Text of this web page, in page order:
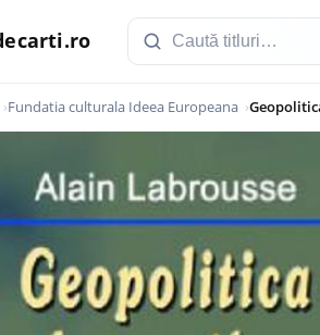
Fundatia culturala Ideea Europeana